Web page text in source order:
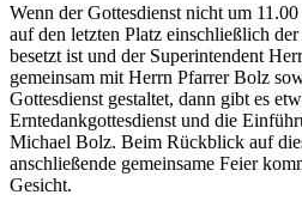
Wenn der Gottesdienst nicht um
auf den letzten Platz einschließlich
besetzt ist und der Superintendent
gemeinsam mit Herrn Pfarrer Bolz
Gottesdienst gestaltet, dann gibt es
Erntedankgottesdienst und die
Michael Bolz. Beim Rückblick auf
anschließende gemeinsame Feier
Gesicht.